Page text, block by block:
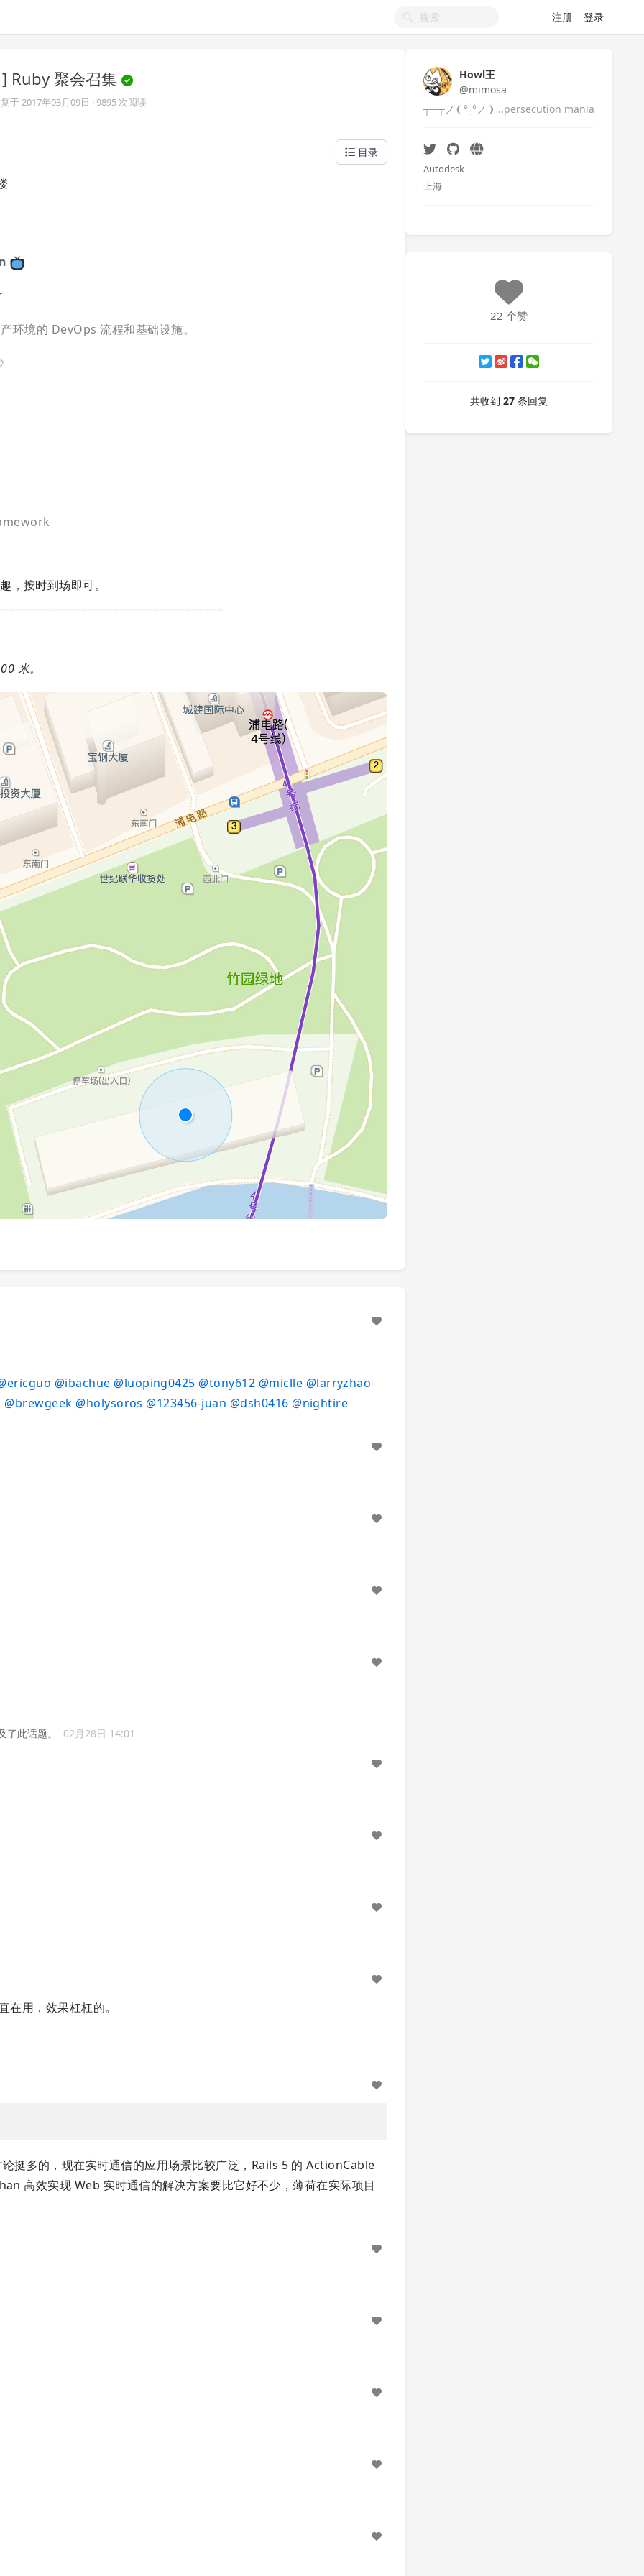
注册 登录
Ruby 聚会召集
于2017年03月09日 · 9895 次阅读
目录
环境的 DevOps 流程和基础设施。
，按时到场即可。
米。
ericguo @ibachue @luoping0425 @tony612 @miclle @larryzhao
@brewgeek @holysoros @123456-juan @dsh0416 @nightire
了此话题。 02月28日 14:01
用，效果杠杠的。
挺多的，现在实时通信的应用场景比较广泛，Rails 5 的 ActionCable
高效实现 Web 实时通信的解决方案要比它好不少，薄荷在实际项目
Howl王
@mimosa
┬─┬ノ❨°_°ノ❩ ..persecution mania
Autodesk
上海
22 个赞
共收到 27 条回复